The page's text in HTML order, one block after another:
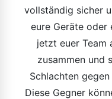
vollständig sicher
eure Geräte oder
jetzt euer Team
zusammen und
Schlachten
Diese Gegner